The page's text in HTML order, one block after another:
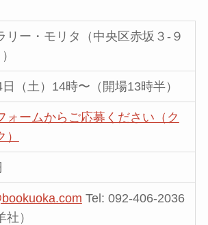
リー・モリタ（中央区赤坂３-９
（土）14時〜（開場13時半）
ォームからご応募ください（ク
）
Tel: 092-406-2036
社）